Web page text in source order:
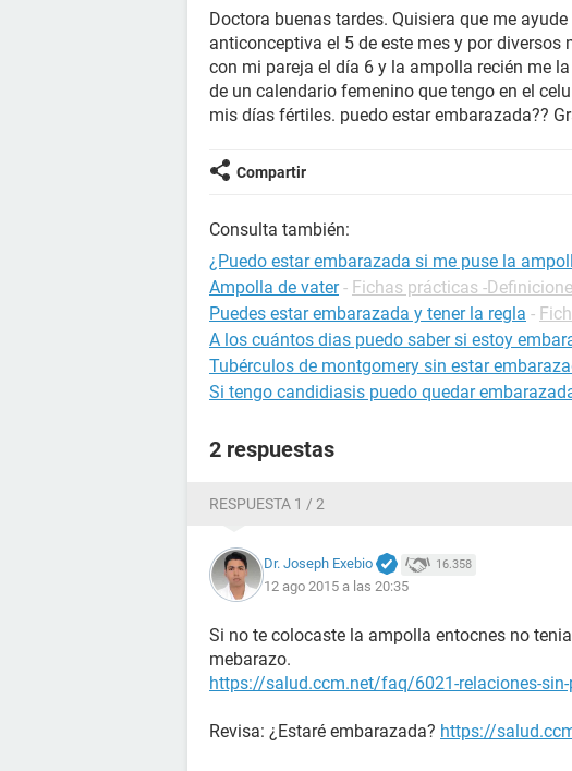
Doctora buenas tardes. Quisiera que me
anticonceptiva el 5 de este mes y por
con mi pareja el día 6 y la ampolla recién me
de un calendario femenino que tengo en el
mis días fértiles. puedo estar embarazada??
Compartir
Consulta también:
¿Puedo estar embarazada si me puse la
Ampolla de vater - Fichas prácticas -
Puedes estar embarazada y tener la regla -
A los cuántos dias puedo saber si estoy
Tubérculos de montgomery sin estar
Si tengo candidiasis puedo quedar
2 respuestas
RESPUESTA 1 / 2
Dr. Joseph Exebio 16.358
12 ago 2015 a las 20:35
Si no te colocaste la ampolla entocnes no
mebarazo.
https://salud.ccm.net/faq/6021-relaciones-sin-
Revisa: ¿Estaré embarazada? https://